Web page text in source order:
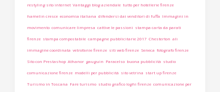
restyling sito internet Vantaggi blog aziendale tutto per hotellerie firenze
hamelin cresce economia italiana difendersi dai venditori di fuffa Immagini in
movimento comunicare limpresa cattive le passioni stampa carta da parati
firenze stampa compostabile campagne pubblicitarie 2017 Chesterton ali
immagine coordinata vetrofanie firenze siti web firenze Seneca fotografo firenze
Sito con Prestashop Athanor gauguin Paracelso buona pubblicità studio
comunicazione firenze modelli per pubblicità sito vetrina start up firenze
Turismo in Toscana Fare turismo studio grafico loghi firenze comunicazione per